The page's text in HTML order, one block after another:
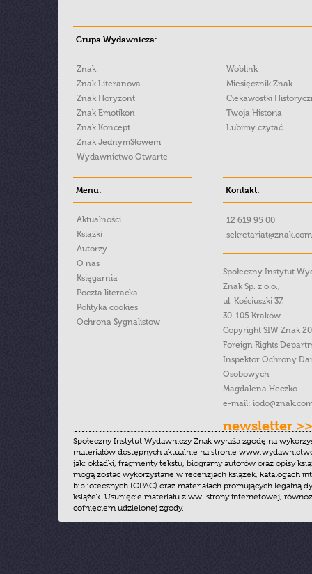
Grupa Wydawnicza:
Znak
Znak Literanova
Znak Horyzont
Znak Emotikon
Znak Koncept
Znak JednymSłowem
Wydawnictwo Otwarte
Woblink
Miesięcznik Znak
Ciekawostki
Twoja Historia
Lubimy czytać
Menu:
Aktualności
Książki
Autorzy
O nas
Księgarnia
Poczta literacka
Polityka cookies
Ochrona Sygnalistow
Kontakt:
12 619 95 00
Społeczny Instytut
Znak Sp. z o.o.,
ul. Kościuszki 37,
30-105 Kraków
Copyright SIW Znak
Foreign Rights
Inspektor Ochrony
Osobowych
Magdalena Heczko
e-mail:
newsletter >>
Społeczny Instytut Wydawniczy Znak wyraża zgodę na
materiałów dostępnych aktualnie na stronie
jak: okładki, fragmenty tekstu, biogramy autorów oraz opisy
mogą zostać wykorzystane w recenzjach książek, katalogach
bibliotecznych (OPAC) oraz materiałach promujących legalną
książek. Usunięcie materiału z ww. strony internetowej,
cofnięciem udzielonej zgody.